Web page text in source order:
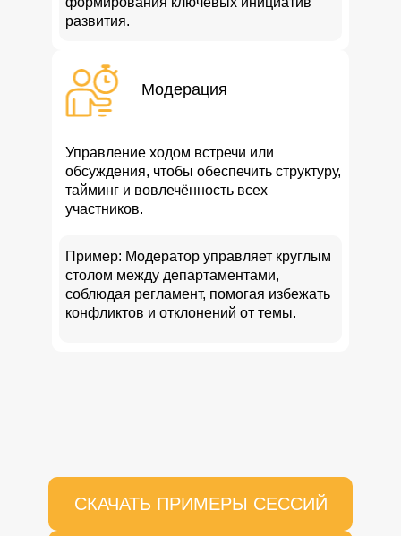
развития.
Пример: Модератор управляет круглым
столом между департаментами,
соблюдая регламент, помогая избежать
конфликтов и отклонений от темы.
Управление ходом встречи или
обсуждения, чтобы обеспечить структуру,
тайминг и вовлечённость всех
участников.
Модерация
СКАЧАТЬ ПРИМЕРЫ СЕССИЙ